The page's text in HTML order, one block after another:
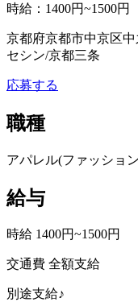
時給 ： 1400円~1500円
京都府京都市中京区
セシン/京都三条
応募する
職種
アパレル(ファッショ
給与
時給 1400円~1500円
交通費 全額支給
別途支給♪